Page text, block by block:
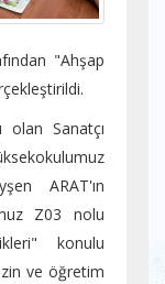
"Ahşap
Sanatçı
ARAT'ın
Z03 nolu
konulu
ve öğretim